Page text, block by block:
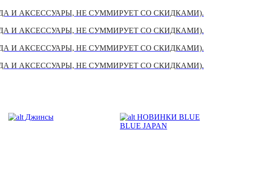
И АКСЕССУАРЫ, НЕ СУММИРУЕТ СО СКИДКАМИ).
И АКСЕССУАРЫ, НЕ СУММИРУЕТ СО СКИДКАМИ).
И АКСЕССУАРЫ, НЕ СУММИРУЕТ СО СКИДКАМИ).
И АКСЕССУАРЫ, НЕ СУММИРУЕТ СО СКИДКАМИ).
Джинсы
НОВИНКИ BLUE
BLUE JAPAN